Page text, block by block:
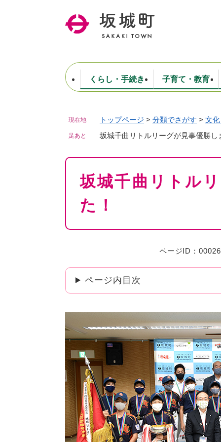
くらし・手続き
住民票・戸籍・証明
防災・行
税金
ごみ・環
子育て・教育
妊娠・出産・子育て 保育
健康・医療 福祉
商工業 農林業
生涯学習・スポーツ 文化
ようこそ町長室へ
坂城町に
人事・採用・職員
選挙
公共施設
現在地 トップページ > 分類でさがす > 文
足あと 坂城千曲リトルリーグが見事優勝し
本
坂城千曲リトル
た！
ページID：
ページ内目次